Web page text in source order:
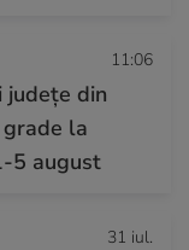
11:06
județe din
la
5 august
31 iul.